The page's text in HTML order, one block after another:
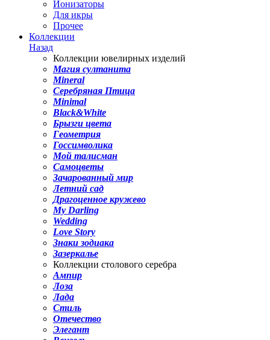
Ионизаторы
Для икры
Прочее
Коллекции
Назад
Коллекции ювелирных изделий
Магия султанита
Mineral
Серебряная Птица
Minimal
Black&White
Брызги цвета
Геометрия
Госсимволика
Мой талисман
Самоцветы
Зачарованный мир
Летний сад
Драгоценное кружево
My Darling
Wedding
Love Story
Знаки зодиака
Зазеркалье
Коллекции столового серебра
Ампир
Лоза
Лада
Стиль
Отечество
Элегант